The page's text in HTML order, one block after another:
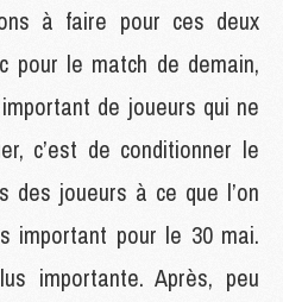
à faire pour ces deux
pour le match de demain,
de joueurs qui ne
c’est de conditionner le
des joueurs à ce que l’on
important pour le 30 mai.
importante. Après, peu